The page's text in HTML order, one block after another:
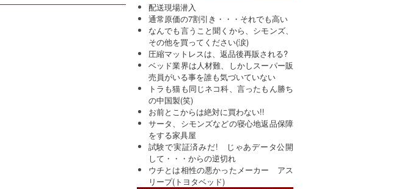
配送現場潜入
通常原価の7割引き・・・それでも高い
なんでも言うこと聞くから、シモンズ、
その他を買ってください(涙)
圧縮マットレスは、返品後再販される?
ベッド業界は人材難、しかしスーパー販
売員がいる事を誰も気づいていない
トラも猫も同じネコ科、言ったもん勝ち
の中国製(笑)
お前とこからは絶対に買わない!!
サータ、シモンズなどの寝心地返品保障
をする家具屋
試験で実証済みだ! じゃあデータ公開
して・・・からの逆切れ
ウチとは相性の悪かったメーカー アス
リープ(トヨタベッド)